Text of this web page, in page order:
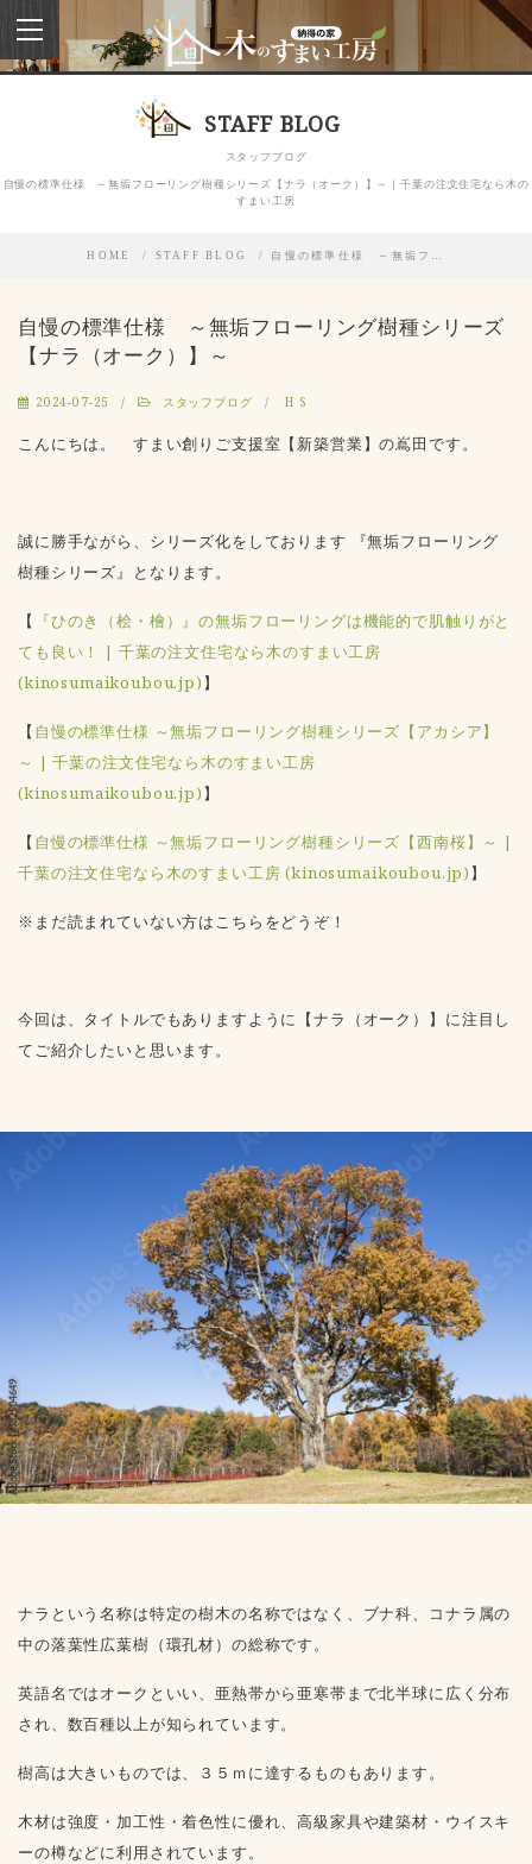
toggle
navigation
STAFF BLOG
スタッフブログ
自慢の標準仕様 ～無垢フローリング樹種シリーズ【ナラ（オーク）】～｜千葉の注文住宅なら木の
すまい工房
HOME STAFF BLOG 自慢の標準仕様 ～無垢フ…
自慢の標準仕様 ～無垢フローリング樹種シリーズ
【ナラ（オーク）】～
2024-07-25 スタッフブログ H S
こんにちは。 すまい創りご支援室【新築営業】の嶌田です。
誠に勝手ながら、シリーズ化をしております 『無垢フローリング
樹種シリーズ』となります。
【
『ひのき（桧・檜）』の無垢フローリングは機能的で肌触りがと
ても良い！ | 千葉の注文住宅なら木のすまい工房
(kinosumaikoubou.jp) 】
【 自慢の標準仕様 ～無垢フローリング樹種シリーズ【アカシア】
～ | 千葉の注文住宅なら木のすまい工房
(kinosumaikoubou.jp) 】
【 自慢の標準仕様 ～無垢フローリング樹種シリーズ【西南桜】～ |
千葉の注文住宅なら木のすまい工房 (kinosumaikoubou.jp) 】
※まだ読まれていない方はこちらをどうぞ！
今回は、タイトルでもありますように【ナラ（オーク）
】に注目し
てご紹介したいと思います。
ナラという名称は特定の樹木の名称ではなく、ブナ科、コナラ属の
中の落葉性広葉樹（環孔材）の総称です。
英語名ではオークといい、亜熱帯から亜寒帯まで北半球に広く分布
され、数百種以上が知られています。
樹高は大きいものでは、３５ｍに達するものもあります。
木材は強度・加工性・着色性に優れ、高級家具や建築材・ウイスキ
ーの樽などに利用されています。